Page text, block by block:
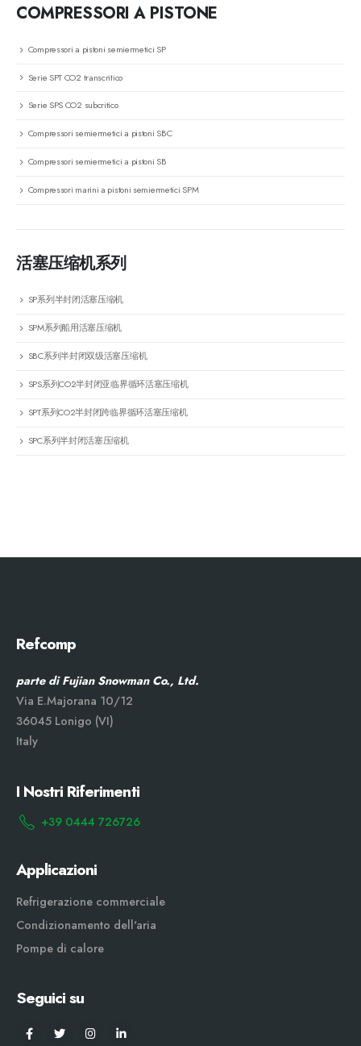
COMPRESSORI A PISTONE
Compressori a pistoni semiermetici SP
Serie SPT CO2 transcritico
Serie SPS CO2 subcritico
Compressori semiermetici a pistoni SBC
Compressori semiermetici a pistoni SB
Compressori marini a pistoni semiermetici SPM
活塞压缩机系列
SP系列半封闭活塞压缩机
SPM系列船用活塞压缩机
SBC系列半封闭双级活塞压缩机
SPS系列CO2半封闭亚临界循环活塞压缩机
SPT系列CO2半封闭跨临界循环活塞压缩机
SPC系列半封闭活塞压缩机
Refcomp
parte di Fujian Snowman Co., Ltd.
Via E.Majorana 10/12
36045 Lonigo (VI)
Italy
I Nostri Riferimenti
+39 0444 726726
Applicazioni
Refrigerazione commerciale
Condizionamento dell'aria
Pompe di calore
Seguici su